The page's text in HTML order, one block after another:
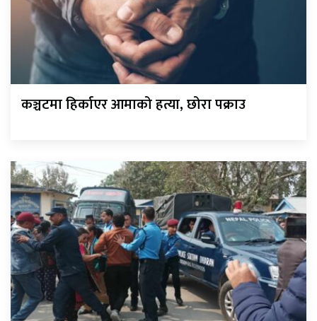
कञ्चटमा हिर्काएर आमाको हत्या, छोरा पक्राउ